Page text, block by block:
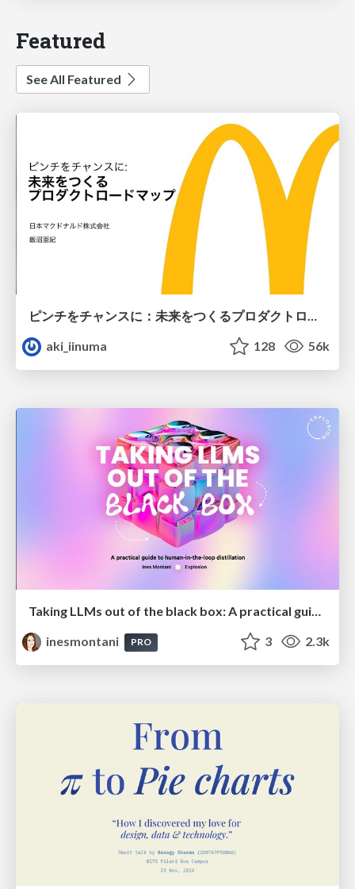
Featured
See All Featured
ピンチをチャンスに：未来をつくるプロダクトロードマップ #pmconf2020
aki_iinuma
128 56k
Taking LLMs out of the black box: A practical guide to human-in-the-loop distillation
inesmontani
PRO 3 2.3k